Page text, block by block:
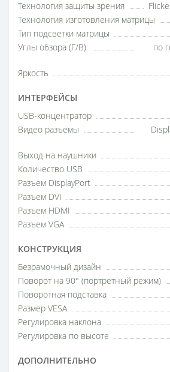
Технология защиты зрения
Технология изготовления матрицы
Тип подсветки матрицы
Углы обзора (Г/В)
по
Яркость
ИНТЕРФЕЙСЫ
USB-концентратор
Видео разъемы
Выход на наушники
Количество USB
Разъем DisplayPort
Разъем DVI
Разъем HDMI
Разъем VGA
КОНСТРУКЦИЯ
Безрамочный дизайн
Поворот на 90° (портретный режим)
Поворотная подставка
Размер VESA
Регулировка наклона
Регулировка по высоте
ДОПОЛНИТЕЛЬНО